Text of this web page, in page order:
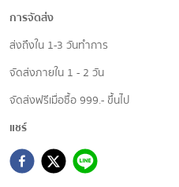
การจัดส่ง
ส่งถึงใน 1-3 วันทำการ
จัดส่งภายใน 1 - 2 วัน
จัดส่งฟรีเมื่อซื้อ 999.- ขึ้นไป
แชร์